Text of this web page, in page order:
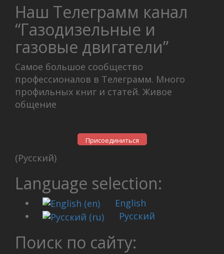
Наш Телеграмм канал
“Газодизельные и
газовые двигатели”
Самое большое сообщество
профессионалов в Телеграмм. Много
профильных книг и статей. Живое
общение
Присоединиться
(Русский)
Language selection:
English
Русский
Поиск по сайту: